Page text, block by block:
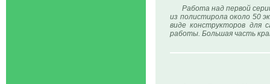
Работа над первой
из полистирола около 50
виде конструкторов для
работы. Большая часть